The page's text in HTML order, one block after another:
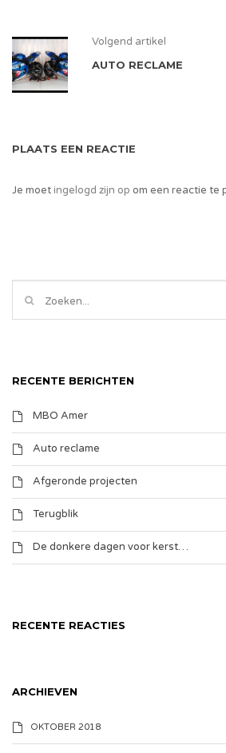
Volgend artikel
AUTO RECLAME
PLAATS EEN REACTIE
Je moetingelogd zijn op om een reactie te
RECENTE BERICHTEN
MBO Amer
Auto reclame
Afgeronde projecten
Terugblik
De donkere dagen voor kerst…
RECENTE REACTIES
ARCHIEVEN
OKTOBER 2018